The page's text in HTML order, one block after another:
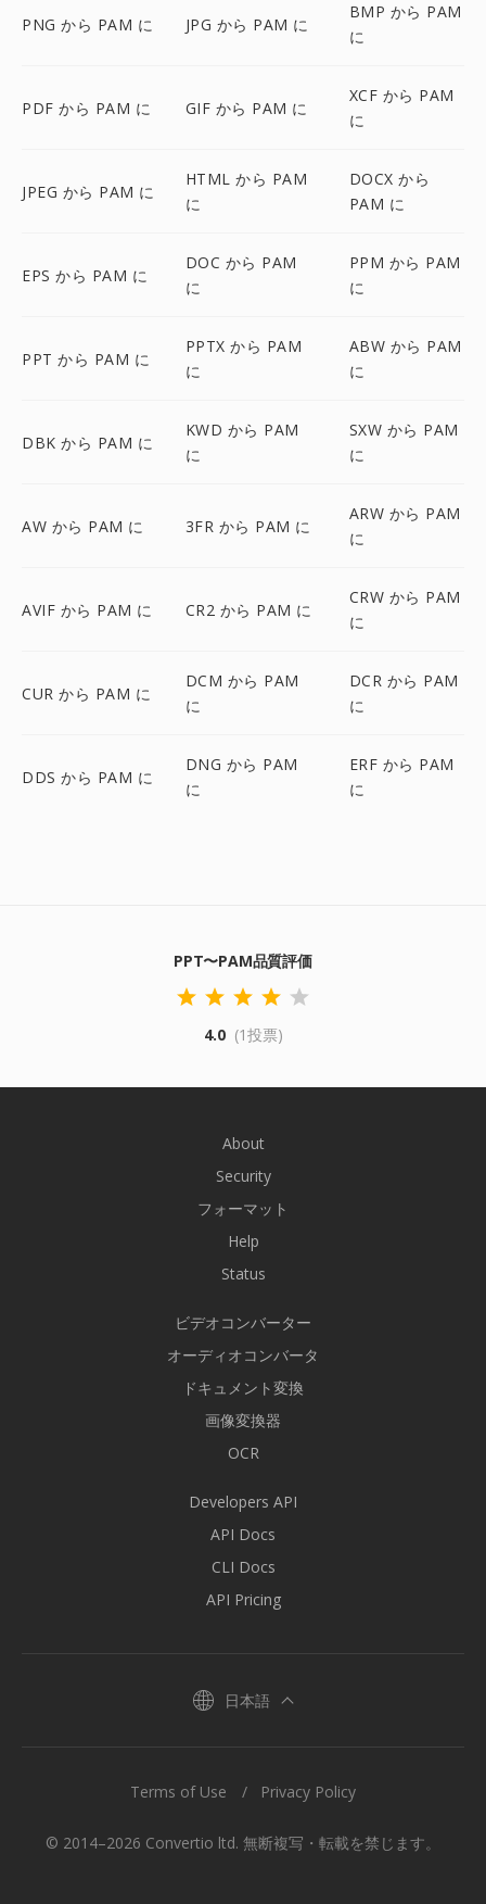
PNG から PAM に JPG から PAM に
BMP から PAM
に
PDF から PAM に GIF から PAM に
XCF から PAM
に
JPEG から PAM に
HTML から PAM
に
DOCX から
PAM に
EPS から PAM に
DOC から PAM
に
PPM から PAM
に
PPT から PAM に
PPTX から PAM
に
ABW から PAM
に
DBK から PAM に
KWD から PAM
に
SXW から PAM
に
AW から PAM に 3FR から PAM に
ARW から PAM
に
AVIF から PAM に CR2 から PAM に
CRW から PAM
に
CUR から PAM に
DCM から PAM
に
DCR から PAM
に
DDS から PAM に
DNG から PAM
に
ERF から PAM
に
PPT〜PAM品質評価
4.0 (1投票)
About
Security
フォーマット
Help
Status
ビデオコンバーター
オーディオコンバータ
ドキュメント変換
画像変換器
OCR
Developers API
API Docs
CLI Docs
API Pricing
日本語
© 2014–2026 Convertio ltd. 無断複写・転載を禁じます。
Terms of Use Privacy Policy